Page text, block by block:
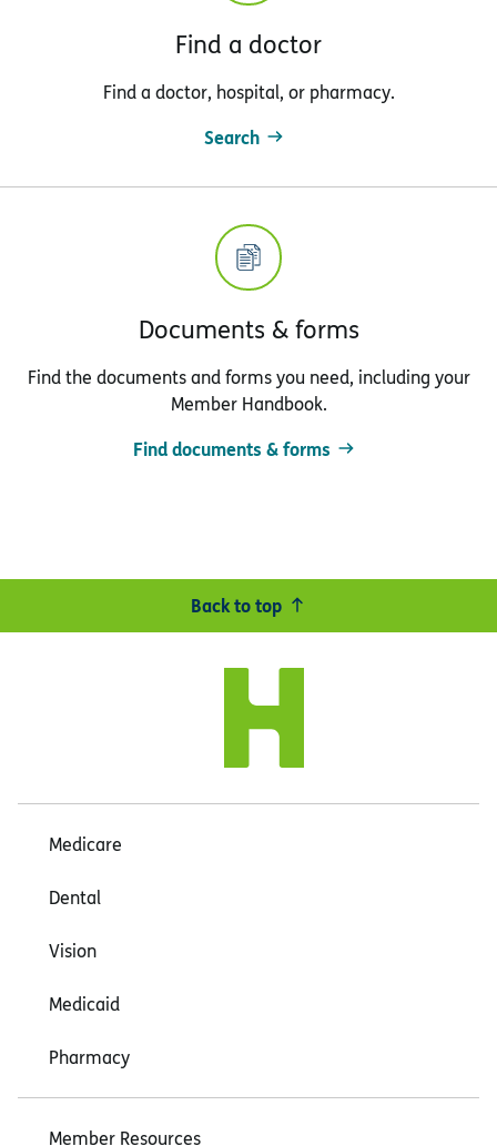
Find a doctor
Find a doctor, hospital, or pharmacy.
Search
Documents & forms
Find the documents and forms you need, including your
Member Handbook.
Find documents & forms
Back to top
Medicare
Dental
Vision
Medicaid
Pharmacy
Member Resources